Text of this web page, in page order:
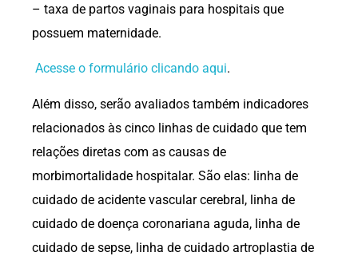
– taxa de partos vaginais para hospitais que
possuem maternidade.
Acesse o formulário clicando aqui.
Além disso, serão avaliados também indicadores
relacionados às cinco linhas de cuidado que tem
relações diretas com as causas de
morbimortalidade hospitalar. São elas: linha de
cuidado de acidente vascular cerebral, linha de
cuidado de doença coronariana aguda, linha de
cuidado de sepse, linha de cuidado artroplastia de